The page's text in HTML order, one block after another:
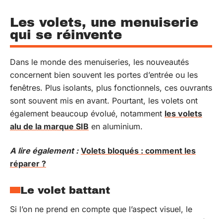
Les volets, une menuiserie
qui se réinvente
Dans le monde des menuiseries, les nouveautés
concernent bien souvent les portes d’entrée ou les
fenêtres. Plus isolants, plus fonctionnels, ces ouvrants
sont souvent mis en avant. Pourtant, les volets ont
également beaucoup évolué, notamment les volets
alu de la marque SIB en aluminium.
A lire également : Volets bloqués : comment les
réparer ?
Le volet battant
Si l’on ne prend en compte que l’aspect visuel, le